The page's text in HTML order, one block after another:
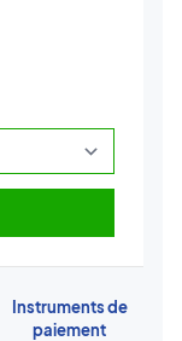
Instruments de
paiement